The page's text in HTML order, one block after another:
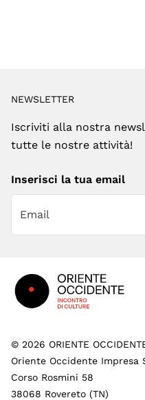
NEWSLETTER
Iscriviti alla nostra
tutte le nostre attività!
Inserisci la tua email
© 2026 ORIENTE
Oriente Occidente Impresa
Corso Rosmini 58
38068 Rovereto (TN)